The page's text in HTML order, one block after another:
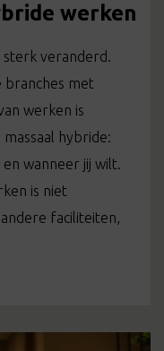
werken
veranderd.
branches met
werken is
hybride:
wanneer jij wilt.
is niet
faciliteiten,